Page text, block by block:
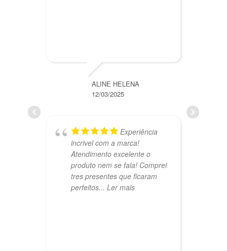
ALINE HELENA
12/03/2025
Experiência
incrivel com a marca!
Atendimento excelente o
produto nem se fala! Comprei
tres presentes que ficaram
perfeitos... Ler mais